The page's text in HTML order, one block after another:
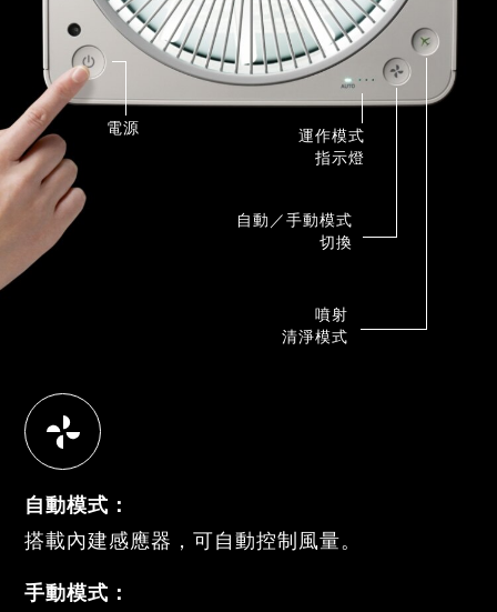
電源
運作模式
指示燈
自動／手動模式
切換
噴射
清淨模式
自動模式：
搭載內建感應器，可自動控制風量。
手動模式：